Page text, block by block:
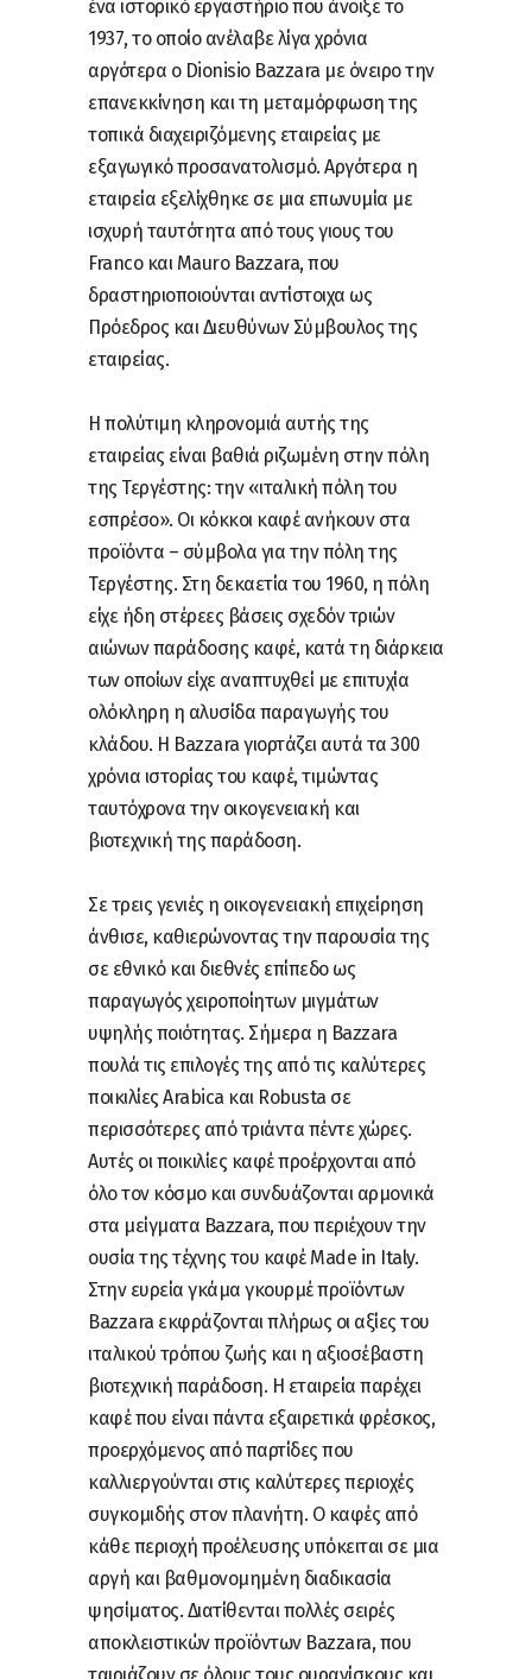
ένα ιστορικό εργαστήριο που άνοιξε το
1937, το οποίο ανέλαβε λίγα χρόνια
αργότερα ο Dionisio Bazzara με όνειρο την
επανεκκίνηση και τη μεταμόρφωση της
τοπικά διαχειριζόμενης εταιρείας με
εξαγωγικό προσανατολισμό. Αργότερα η
εταιρεία εξελίχθηκε σε μια επωνυμία με
ισχυρή ταυτότητα από τους γιους του
Franco και Mauro Bazzara, που
δραστηριοποιούνται αντίστοιχα ως
Πρόεδρος και Διευθύνων Σύμβουλος της
εταιρείας.
Η πολύτιμη κληρονομιά αυτής της
εταιρείας είναι βαθιά ριζωμένη στην πόλη
της Τεργέστης: την «ιταλική πόλη του
εσπρέσο». Οι κόκκοι καφέ ανήκουν στα
προϊόντα – σύμβολα για την πόλη της
Τεργέστης. Στη δεκαετία του 1960, η πόλη
είχε ήδη στέρεες βάσεις σχεδόν τριών
αιώνων παράδοσης καφέ, κατά τη διάρκεια
των οποίων είχε αναπτυχθεί με επιτυχία
ολόκληρη η αλυσίδα παραγωγής του
κλάδου. Η Bazzara γιορτάζει αυτά τα 300
χρόνια ιστορίας του καφέ, τιμώντας
ταυτόχρονα την οικογενειακή και
βιοτεχνική της παράδοση.
Σε τρεις γενιές η οικογενειακή επιχείρηση
άνθισε, καθιερώνοντας την παρουσία της
σε εθνικό και διεθνές επίπεδο ως
παραγωγός χειροποίητων μιγμάτων
υψηλής ποιότητας. Σήμερα η Bazzara
πουλά τις επιλογές της από τις καλύτερες
ποικιλίες Arabica και Robusta σε
περισσότερες από τριάντα πέντε χώρες.
Αυτές οι ποικιλίες καφέ προέρχονται από
όλο τον κόσμο και συνδυάζονται αρμονικά
στα μείγματα Bazzara, που περιέχουν την
ουσία της τέχνης του καφέ Made in Italy.
Στην ευρεία γκάμα γκουρμέ προϊόντων
Bazzara εκφράζονται πλήρως οι αξίες του
ιταλικού τρόπου ζωής και η αξιοσέβαστη
βιοτεχνική παράδοση. Η εταιρεία παρέχει
καφέ που είναι πάντα εξαιρετικά φρέσκος,
προερχόμενος από παρτίδες που
καλλιεργούνται στις καλύτερες περιοχές
συγκομιδής στον πλανήτη. Ο καφές από
κάθε περιοχή προέλευσης υπόκειται σε μια
αργή και βαθμονομημένη διαδικασία
ψησίματος. Διατίθενται πολλές σειρές
αποκλειστικών προϊόντων Bazzara, που
ταιριάζουν σε όλους τους ουρανίσκους και